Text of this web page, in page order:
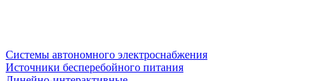
Системы автономного электроснабжения
Источники бесперебойного питания